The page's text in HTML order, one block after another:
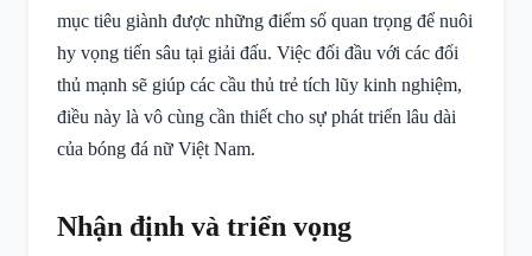
mục tiêu giành được những điểm số quan trọng để nuôi
hy vọng tiến sâu tại giải đấu. Việc đối đầu với các đối
thủ mạnh sẽ giúp các cầu thủ trẻ tích lũy kinh nghiệm,
điều này là vô cùng cần thiết cho sự phát triển lâu dài
của bóng đá nữ Việt Nam.
Nhận định và triển vọng